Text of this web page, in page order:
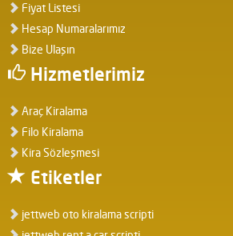
Fiyat Listesi
Hesap Numaralarımız
Bize Ulaşın
Hizmetlerimiz
Araç Kiralama
Filo Kiralama
Kira Sözleşmesi
Etiketler
jettweb oto kiralama scripti